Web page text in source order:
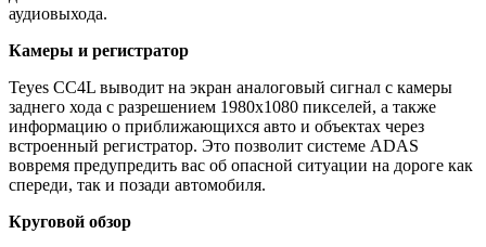
аудиовыхода.
Камеры и регистратор
Teyes CC4L выводит на экран аналоговый сигнал с камеры
заднего хода с разрешением 1980x1080 пикселей, а также
информацию о приближающихся авто и объектах через
встроенный регистратор. Это позволит системе ADAS
вовремя предупредить вас об опасной ситуации на дороге как
спереди, так и позади автомобиля.
Круговой обзор